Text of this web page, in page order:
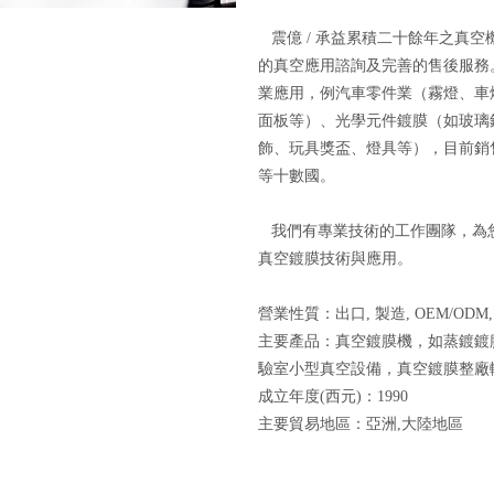
震億 / 承益累積二十餘年之真空
的真空應用諮詢及完善的售後服
業應用，例汽車零件業（霧燈、
面板等）、光學元件鍍膜（如玻
飾、玩具獎盃、燈具等），目前
等十數國。
我們有專業技術的工作團隊，為
真空鍍膜技術與應用。
營業性質：出口, 製造, OEM/
主要產品：真空鍍膜機，如蒸鍍
驗室小型真空設備，真空鍍膜整
成立年度(西元)：1990
主要貿易地區：亞洲,大陸地區